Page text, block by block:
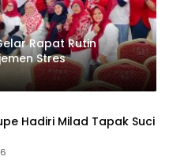
Rapat Rutin
Stres
Hadiri Milad Tapak Suci